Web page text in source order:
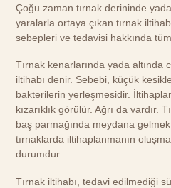
Çoğu zaman tırnak derininde
yaralarla ortaya çıkan tırnak
sebepleri ve tedavisi hakkında
Tırnak kenarlarında yada altında
iltihabı denir. Sebebi, küçük
bakterilerin yerleşmesidir.
kızarıklık görülür. Ağrı da vardır.
baş parmağında meydana
tırnaklarda iltihaplanmanın
durumdur.
Tırnak iltihabı, tedavi edilmediği